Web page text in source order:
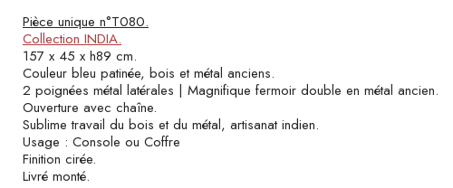
Pièce unique n°T080.
Collection INDIA.
157 x 45 x h89 cm.
Couleur bleu patinée, bois et métal anciens.
2 poignées métal latérales | Magnifique fermoir double en métal ancien.
Ouverture avec chaîne.
Sublime travail du bois et du métal, artisanat indien.
Usage : Console ou Coffre
Finition cirée.
Livré monté.